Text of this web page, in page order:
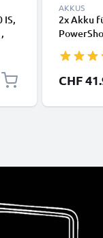
IS,
AKKUS
2x Akku
CHF